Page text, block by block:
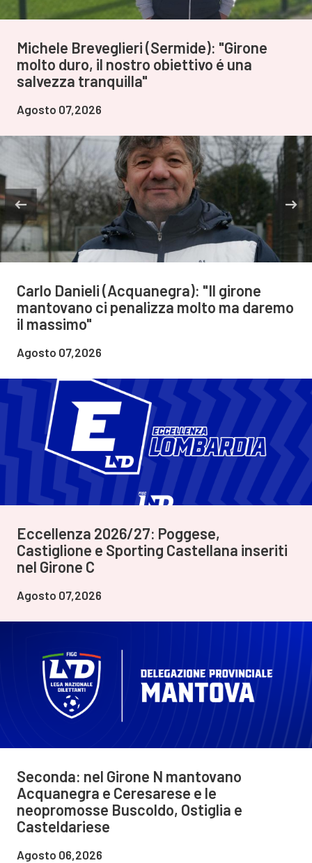
Michele Breveglieri (Sermide): "Girone
molto duro, il nostro obiettivo é una
salvezza tranquilla"
Agosto 07,2026
Carlo Danieli (Acquanegra): "Il girone
mantovano ci penalizza molto ma daremo
il massimo"
Agosto 07,2026
Eccellenza 2026/27: Poggese,
Castiglione e Sporting Castellana inseriti
nel Girone C
Agosto 07,2026
Seconda: nel Girone N mantovano
Acquanegra e Ceresarese e le
neopromosse Buscoldo, Ostiglia e
Casteldariese
Agosto 06,2026